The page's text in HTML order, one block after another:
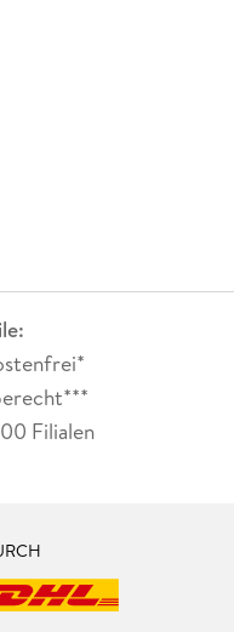
Filialen